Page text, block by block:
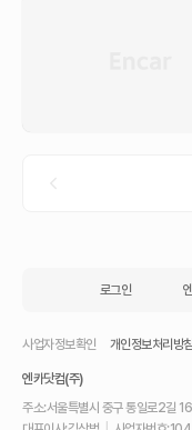
로그인
사업자정보확인 개인정보처리방침
엔카닷컴(주)
주소:서울특별시 중구 통일로2길